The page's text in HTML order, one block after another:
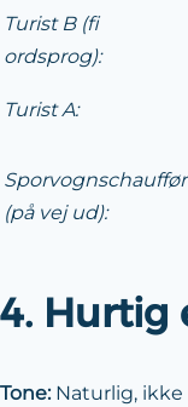
Turist B (fi
ordsprog):
Turist A:
Sporvognschauffør
(på vej ud):
4. Hurtig
Tone:Naturlig, ikke